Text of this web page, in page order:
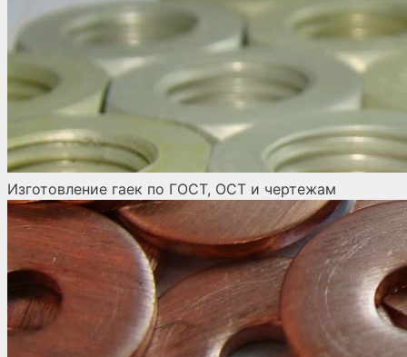
Изготовление гаек по ГОСТ, ОСТ и чертежам